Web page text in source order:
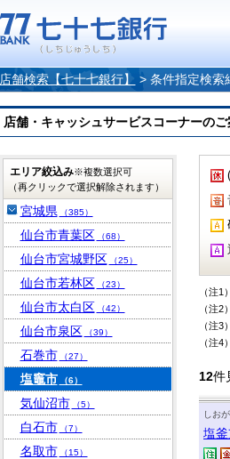
店舗検索【七十七銀行】 > 条件指定検索
店舗・キャッシュサービスコーナーの
（注
（注2
（注
（注
12件
しお
塩
エリア絞込み※複数選択可
（再クリックで選択解除されます）
宮城県 （385）
仙台市青葉区 （68）
仙台市宮城野区 （25）
仙台市若林区 （23）
仙台市太白区 （42）
仙台市泉区 （39）
石巻市 （27）
塩竈市 （6）
気仙沼市 （5）
白石市 （7）
名取市 （15）